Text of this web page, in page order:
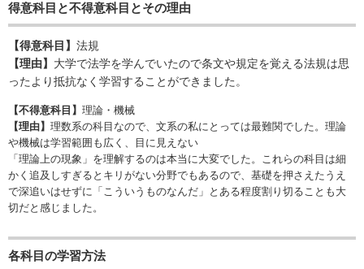
得意科目と不得意科目とその理由
【得意科目】 法規
【理由】 大学で法学を学んでいたので条文や規定を覚える法規は思
ったより抵抗なく学習することができました。
【不得意科目】 理論・機械
【理由】 理数系の科目なので、文系の私にとっては最難関でした。理論
や機械は学習範囲も広く、目に見えない
「理論上の現象」を理解するのは本当に大変でした。これらの科目は細
かく追及しすぎるとキリがない分野でもあるので、基礎を押さえたうえ
で深追いはせずに「こういうものなんだ」とある程度割り切ることも大
切だと感じました。
各科目の学習方法